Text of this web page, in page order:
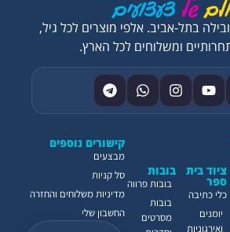
קישורים נוספים
מבצעים
סל קניות
מדיניות משלוחים והחזרה
החשבון שלי
ציוד בית
ספר
כלי כתיבה
יומנים
ואירגוניות
בובות
בובות פרווה
בובות
מסרטים
בתל-אביב. אלפי מוצרים לכל גיל,
ומשלוחים לכל הארץ.